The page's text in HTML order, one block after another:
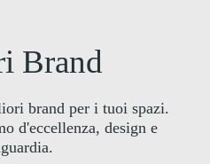
Brand
brand per i tuoi spazi.
d'eccellenza, design e